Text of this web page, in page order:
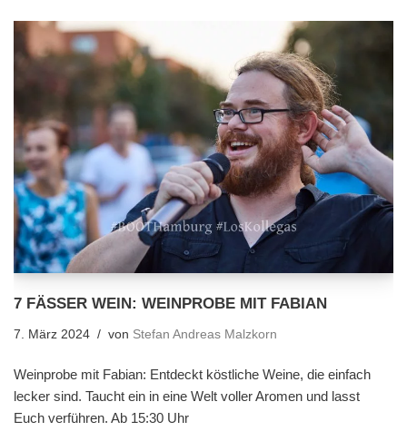
7 FÄSSER WEIN: WEINPROBE MIT FABIAN
7. März 2024 von Stefan Andreas Malzkorn
Weinprobe mit Fabian: Entdeckt köstliche Weine, die einfach
lecker sind. Taucht ein in eine Welt voller Aromen und lasst
Euch verführen. Ab 15:30 Uhr